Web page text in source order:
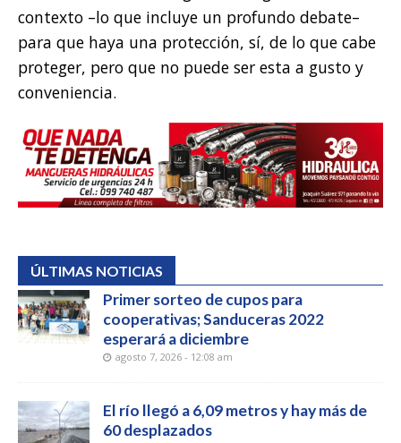
contexto –lo que incluye un profundo debate–
para que haya una protección, sí, de lo que cabe
proteger, pero que no puede ser esta a gusto y
conveniencia.
ÚLTIMAS NOTICIAS
Primer sorteo de cupos para
cooperativas; Sanduceras 2022
esperará a diciembre
agosto 7, 2026 - 12:08 am
El río llegó a 6,09 metros y hay más de
60 desplazados